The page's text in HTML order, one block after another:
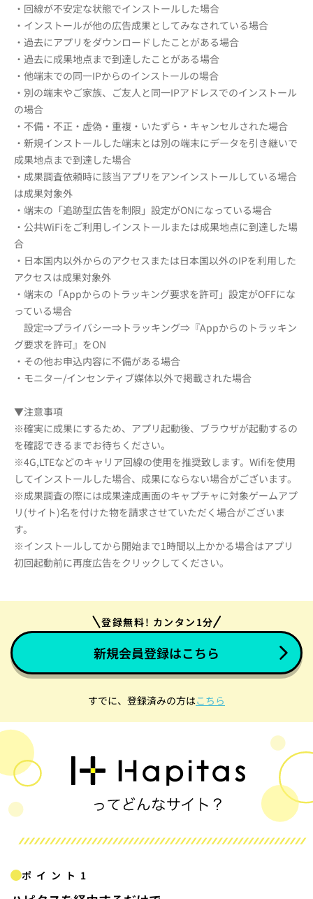
・回線が不安定な状態でインストールした場合
・インストールが他の広告成果としてみなされている場合
・過去にアプリをダウンロードしたことがある場合
・過去に成果地点まで到達したことがある場合
・他端末での同一IPからのインストールの場合
・別の端末やご家族、ご友人と同一IPアドレスでのインストール
の場合
・不備・不正・虚偽・重複・いたずら・キャンセルされた場合
・新規インストールした端末とは別の端末にデータを引き継いで
成果地点まで到達した場合
・成果調査依頼時に該当アプリをアンインストールしている場合
は成果対象外
・端末の「追跡型広告を制限」設定がONになっている場合
・公共WiFiをご利用しインストールまたは成果地点に到達した場
合
・日本国内以外からのアクセスまたは日本国以外のIPを利用した
アクセスは成果対象外
・端末の「Appからのトラッキング要求を許可」設定がOFFにな
っている場合
設定⇒プライバシー⇒トラッキング⇒『Appからのトラッキン
グ要求を許可』をON
・その他お申込内容に不備がある場合
・モニター/インセンティブ媒体以外で掲載された場合
▼注意事項
※確実に成果にするため、アプリ起動後、ブラウザが起動するの
を確認できるまでお待ちください。
※4G,LTEなどのキャリア回線の使用を推奨致します。Wifiを使用
してインストールした場合、成果にならない場合がございます。
※成果調査の際には成果達成画面のキャプチャに対象ゲームアプ
リ(サイト)名を付けた物を請求させていただく場合がございま
す。
※インストールしてから開始まで1時間以上かかる場合はアプリ
初回起動前に再度広告をクリックしてください。
登録無料! カンタン1分
新規会員登録はこちら
すでに、登録済みの方はこちら
ポイント1